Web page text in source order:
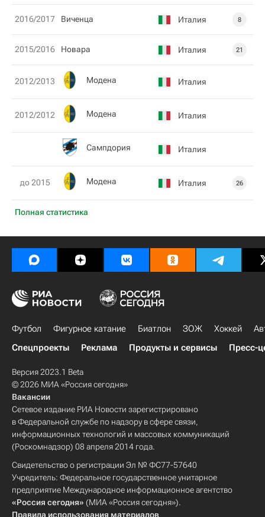
Полная статистика
2016/2017 Виченца Италия 8
2015/2016 Новара Италия 21
2012/2013 Модена Италия
2012/2012 Модена Италия
Сампдория Италия
до 2015 Модена Италия 26
Футбол Фигурное катание Биатлон ЗОЖ Хоккей
Спецпроекты
Реклама Продукты и сервисы Пресс-
Версия 2023.1 Beta
© 2026 МИА «Россия сегодня»
Вакансии
Сетевое издание РИА Новости зарегистрировано
в Федеральной службе по надзору в сфере связи,
информационных технологий и массовых коммуникаций
(Роскомнадзор) 08 апреля 2014 года.
Свидетельство о регистрации Эл № ФС77-57640
Учредитель: Федеральное государственное унитарное
предприятие Международное информационное агентство
«Россия сегодня» (МИА «Россия сегодня»).
Правила использования материалов